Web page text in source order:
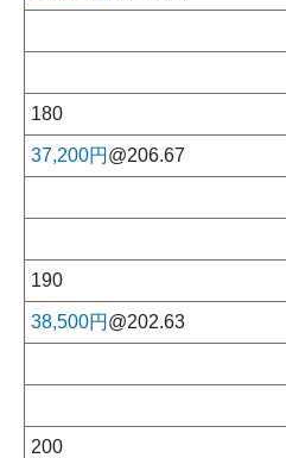
180
37,200円 @206.67
190
38,500円 @202.63
200